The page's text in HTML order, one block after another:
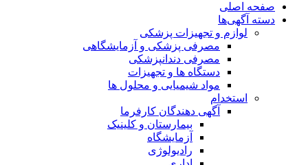
صفحه اصلی
دسته آگهی‌ها
لوازم و تجهیزات پزشکی
مصرفی پزشکی و آزمایشگاهی
مصرفی دندانپزشکی
دستگاه ها و تجهیزات
مواد شیمیایی و محلول ها
استخدام
آگهی دهندگان کارفرما
بیمارستان و کلینیک
آزمایشگاه
رادیولوژی